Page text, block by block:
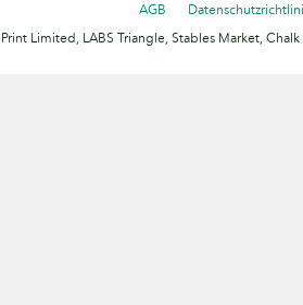
AGB
Limited, LABS Triangle, Stables Market,